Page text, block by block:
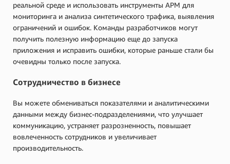
реальной среде и использовать инструменты APM для
мониторинга и анализа синтетического трафика, выявления
ограничений и ошибок. Команды разработчиков могут
получить полезную информацию еще до запуска
приложения и исправить ошибки, которые раньше стали бы
очевидны только после запуска.
Сотрудничество в бизнесе
Вы можете обмениваться показателями и аналитическими
данными между бизнес-подразделениями, что улучшает
коммуникацию, устраняет разрозненность, повышает
вовлеченность сотрудников и увеличивает
производительность.